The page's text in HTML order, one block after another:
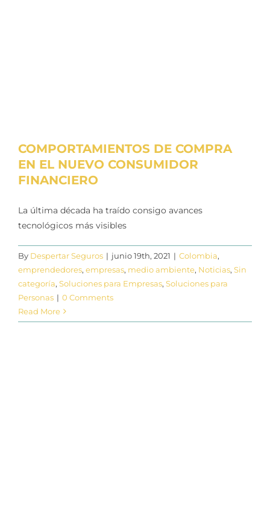
COMPORTAMIENTOS DE COMPRA
EN EL NUEVO CONSUMIDOR
FINANCIERO
La última década ha traído consigo avances
tecnológicos más visibles
By Despertar Seguros | junio 19th, 2021 | Colombia,
emprendedores, empresas, medio ambiente, Noticias, Sin
categoría, Soluciones para Empresas, Soluciones para
Personas | 0 Comments
Read More